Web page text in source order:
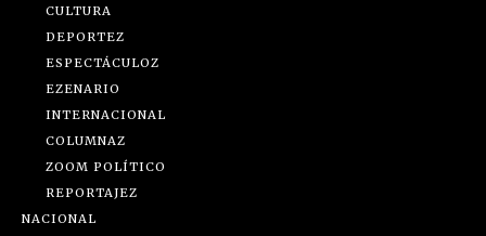
CULTURA
DEPORTEZ
ESPECTÁCULOZ
EZENARIO
INTERNACIONAL
COLUMNAZ
ZOOM POLÍTICO
REPORTAJEZ
NACIONAL